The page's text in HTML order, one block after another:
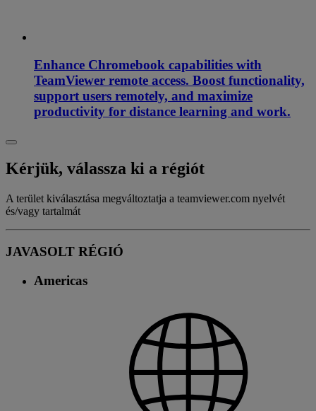
Enhance Chromebook capabilities with
TeamViewer remote access. Boost functionality,
support users remotely, and maximize
productivity for distance learning and work.
Kérjük, válassza ki a régiót
A terület kiválasztása megváltoztatja a teamviewer.com nyelvét
és/vagy tartalmát
JAVASOLT RÉGIÓ
Americas